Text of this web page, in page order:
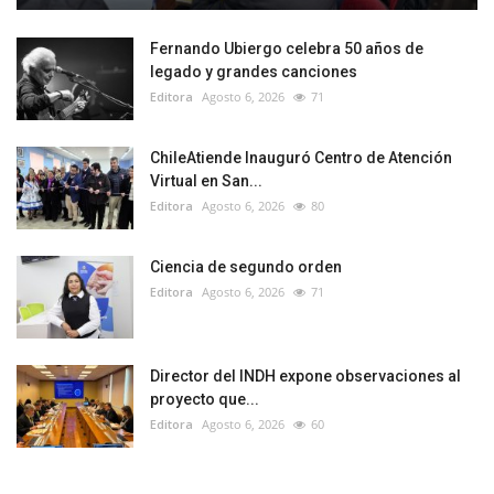
Fernando Ubiergo celebra 50 años de
legado y grandes canciones
Editora Agosto 6, 2026 71
ChileAtiende Inauguró Centro de Atención
Virtual en San...
Editora Agosto 6, 2026 80
Ciencia de segundo orden
Editora Agosto 6, 2026 71
Director del INDH expone observaciones al
proyecto que...
Editora Agosto 6, 2026 60